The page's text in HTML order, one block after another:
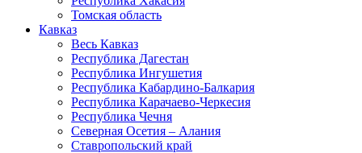
Томская область
Кавказ
Весь Кавказ
Республика Дагестан
Республика Ингушетия
Республика Кабардино-Балкария
Республика Карачаево-Черкесия
Республика Чечня
Северная Осетия – Алания
Ставропольский край